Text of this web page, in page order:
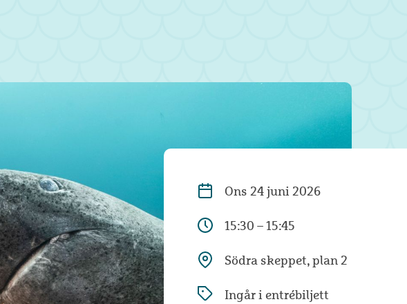
Ons 24 juni 2026
15:30 – 15:45
Södra skeppet, plan 2
Ingår i entrébiljett